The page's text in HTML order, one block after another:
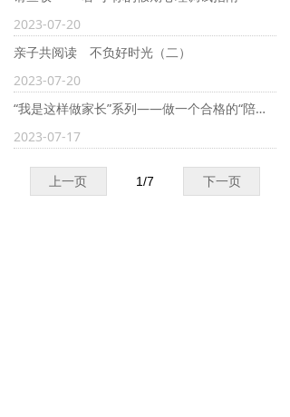
2023-07-20
亲子共阅读 不负好时光（二）
2023-07-20
“我是这样做家长”系列——做一个合格的“陪跑员”
2023-07-17
上一页 下一页
1/7